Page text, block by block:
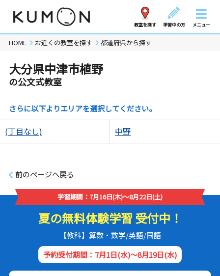
教室を探す 学習中の方 メニュー
HOME お近くの教室を探す 都道府県から探す
大分県中津市植野
の公文式教室
さらに以下よりエリアを選択してください。
(丁目なし) 中野
前のページへ戻る
学習期間：7月16日(木)～8月22日(土)
夏の無料体験学習 受付中！
【教科】算数・数学/英語/国語
予約受付期間：7月1日(水)～8月19日(水)